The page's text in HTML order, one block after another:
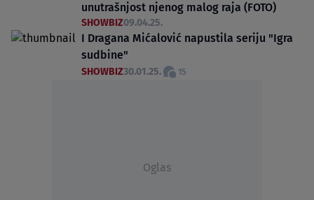
unutrašnjost njenog malog raja (FOTO)
SHOWBIZ09.04.25.
I Dragana Mićalović napustila seriju "Igra
sudbine"
SHOWBIZ30.01.25. 15
Oglas